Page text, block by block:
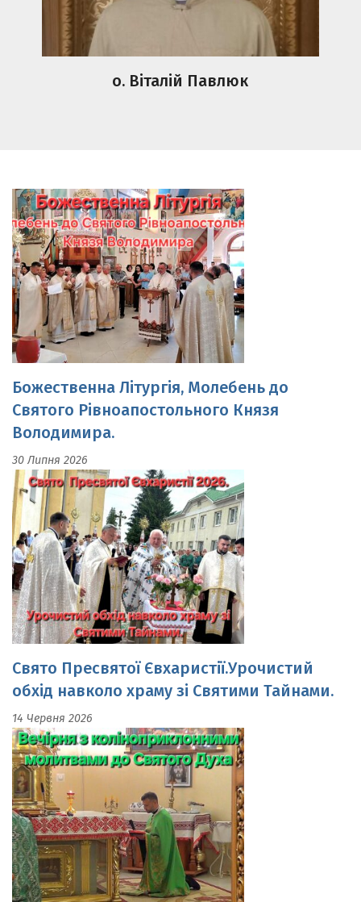
Божественна Літургія, Молебень до
Володимира.
Свято Пресвятої Євхаристії.Урочистий
14 Червня 2026
Вечірня з коліноприклонними молитвами